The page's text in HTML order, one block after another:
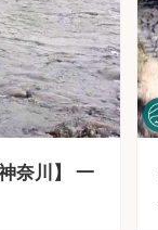
奈川】 一